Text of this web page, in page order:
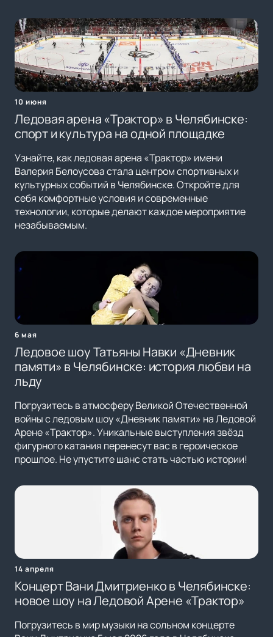
10 июня
Ледовая арена «Трактор» в Челябинске:
спорт и культура на одной площадке
Узнайте, как ледовая арена «Трактор» имени
Валерия Белоусова стала центром спортивных и
культурных событий в Челябинске. Откройте для
себя комфортные условия и современные
технологии, которые делают каждое мероприятие
незабываемым.
6 мая
Ледовое шоу Татьяны Навки «Дневник
памяти» в Челябинске: история любви на
льду
Погрузитесь в атмосферу Великой Отечественной
войны с ледовым шоу «Дневник памяти» на Ледовой
Арене «Трактор». Уникальные выступления звёзд
фигурного катания перенесут вас в героическое
прошлое. Не упустите шанс стать частью истории!
14 апреля
Концерт Вани Дмитриенко в Челябинске:
новое шоу на Ледовой Арене «Трактор»
Погрузитесь в мир музыки на сольном концерте